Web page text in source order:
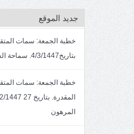
جديد الموقع
بتاريخ4/3/1447. سماحة الشيخ مصطفى المرهون
المرهون